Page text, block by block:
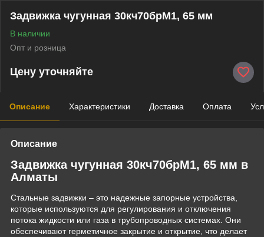
Задвижка чугунная 30кч70брМ1, 65 мм
В наличии
Опт и розница
Цену уточняйте
Описание Характеристики Доставка Оплата
Описание
Задвижка чугунная 30кч70брМ1, 65 мм в
Алматы
Стальные задвижки – это надежные запорные устройства,
которые используются для регулирования и отключения
потока жидкости или газа в трубопроводных системах. Они
обеспечивают герметичное закрытие и открытие, что делает